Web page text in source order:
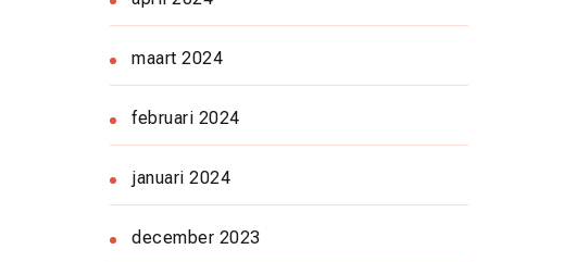
maart 2024
februari 2024
januari 2024
december 2023